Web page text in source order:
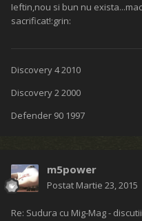
Ieftin,nou si bun nu
sacrificat!:grin:
Discovery 4 2010
Discovery 2 2000
Defender 90 1997
m5power
Postat Martie 23, 2015
Re: Sudura cu Mig-Mag -